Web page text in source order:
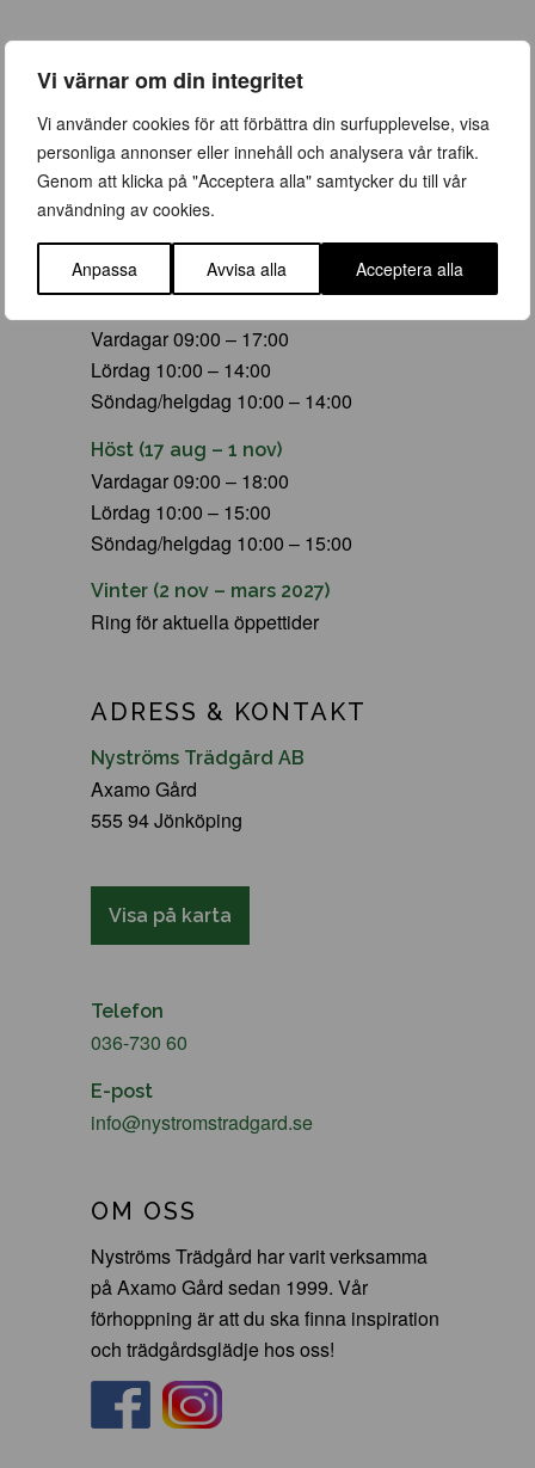
Vi värnar om din integritet
Vi använder cookies för att förbättra din surfupplevelse, visa
personliga annonser eller innehåll och analysera vår trafik.
Genom att klicka på "Acceptera alla" samtycker du till vår
användning av cookies.
Anpassa Avvisa alla Acceptera alla
ÖPPETTIDER
Vår (23 mars – 28 juni)
Vardagar 09:00 – 19:00
Lördag 10:00 – 16:00
Söndag/helgdag 10:00 – 16:00
Vardagar 09:00 – 17:00
Lördag 10:00 – 14:00
Söndag/helgdag 10:00 – 14:00
Höst (17 aug – 1 nov)
Vardagar 09:00 – 18:00
Lördag 10:00 – 15:00
Söndag/helgdag 10:00 – 15:00
Vinter (2 nov – mars 2027)
Ring för aktuella öppettider
ADRESS & KONTAKT
Nyströms Trädgård AB
Axamo Gård
555 94 Jönköping
Visa på karta
Telefon
036-730 60
E-post
info@nystromstradgard.se
OM OSS
Nyströms Trädgård har varit verksamma
på Axamo Gård sedan 1999. Vår
förhoppning är att du ska finna inspiration
och trädgårdsglädje hos oss!